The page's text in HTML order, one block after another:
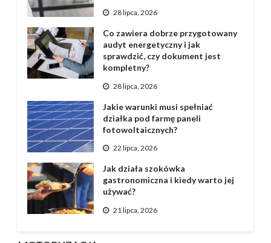
28 lipca, 2026
Co zawiera dobrze przygotowany
audyt energetyczny i jak
sprawdzić, czy dokument jest
kompletny?
28 lipca, 2026
Jakie warunki musi spełniać
działka pod farmę paneli
fotowoltaicznych?
22 lipca, 2026
Jak działa szokówka
gastronomiczna i kiedy warto jej
używać?
21 lipca, 2026